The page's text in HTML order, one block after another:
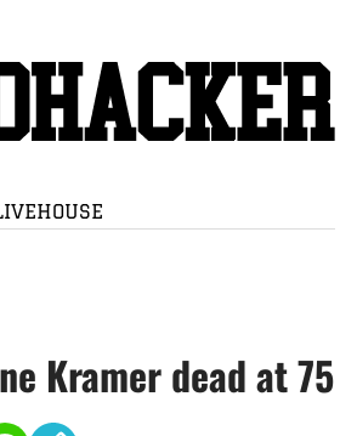
Kramer dead at 75